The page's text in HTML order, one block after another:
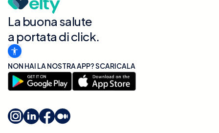
La buona salute
a portata di click.
NON HAI LA NOSTRA APP? SCARICALA